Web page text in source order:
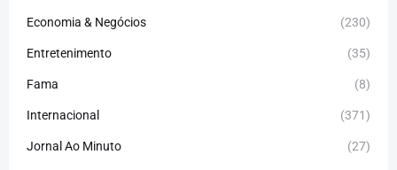
Economia & Negócios (230)
Entretenimento (35)
Fama (8)
Internacional (371)
Jornal Ao Minuto (27)